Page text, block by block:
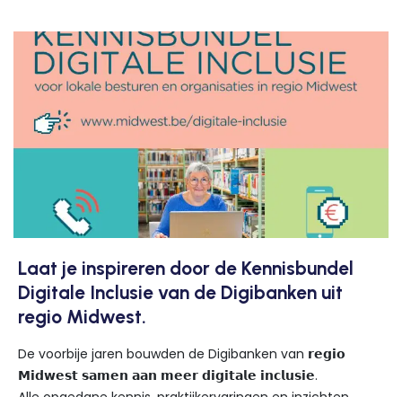
Laat je inspireren door de Kennisbundel
Digitale Inclusie van de Digibanken uit
regio Midwest.
De voorbije jaren bouwden de Digibanken van 𝗿𝗲𝗴𝗶𝗼
𝗠𝗶𝗱𝘄𝗲𝘀𝘁 𝘀𝗮𝗺𝗲𝗻 𝗮𝗮𝗻 𝗺𝗲𝗲𝗿 𝗱𝗶𝗴𝗶𝘁𝗮𝗹𝗲 𝗶𝗻𝗰𝗹𝘂𝘀𝗶𝗲.